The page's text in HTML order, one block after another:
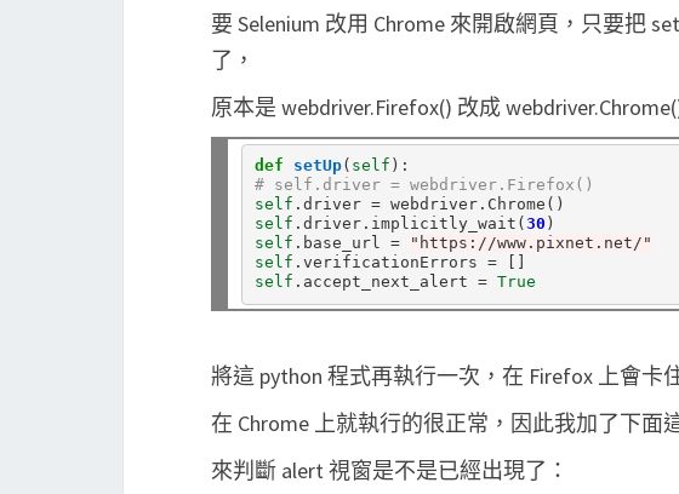
要 Selenium 改用 Chrome 來開啟網頁，只要把
了，
原本是 webdriver.Firefox() 改成
def setUp( self
# self.driver = webdriver.Firefox()
self . driver = webdriver.
self . driver. implicitly_wait( 30
self . base_url =
"https://www.pixnet.net/"
self . verificationErrors =
self . accept_next_alert = True
將這 python 程式再執行一次，在 Firefox 上會卡
在 Chrome 上就執行的很正常，因此我加了下面
來判斷 alert 視窗是不是已經出現了：